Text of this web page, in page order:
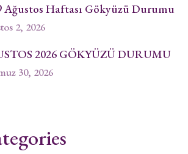
Ağustos Haftası Gökyüzü Durumu
2, 2026
2026 GÖKYÜZÜ DURUMU
30, 2026